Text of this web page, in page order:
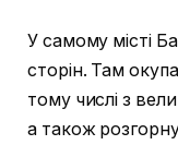
У самому місті
сторін. Там
тому числі з
а також